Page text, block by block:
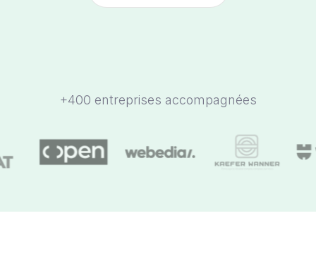
+400 entreprises accompagnées